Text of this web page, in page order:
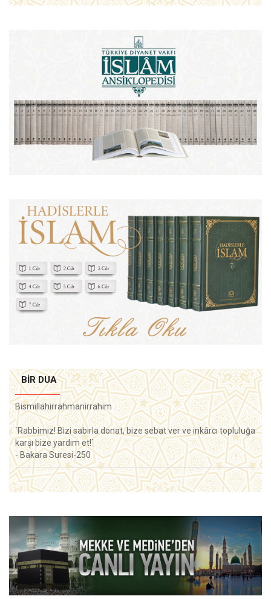
BIR DUA
Bismillahirrahmanirrahim
`Rabbimiz! Bizi sabırla donat, bize sebat ver ve inkârcı topluluğa
karşı bize yardım et!`
- Bakara Suresi-250